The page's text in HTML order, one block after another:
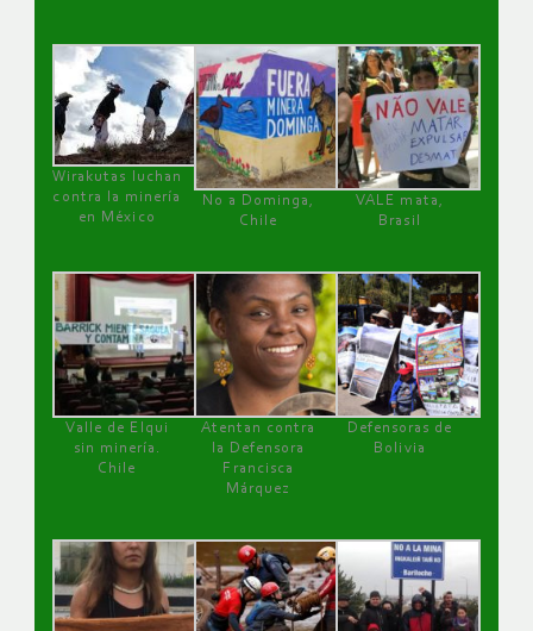
Wirakutas luchan
contra la minería
en México
No a Dominga,
Chile
VALE mata,
Brasil
Valle de Elqui
sin minería.
Chile
Atentan contra
la Defensora
Francisca
Márquez
Defensoras de
Bolivia